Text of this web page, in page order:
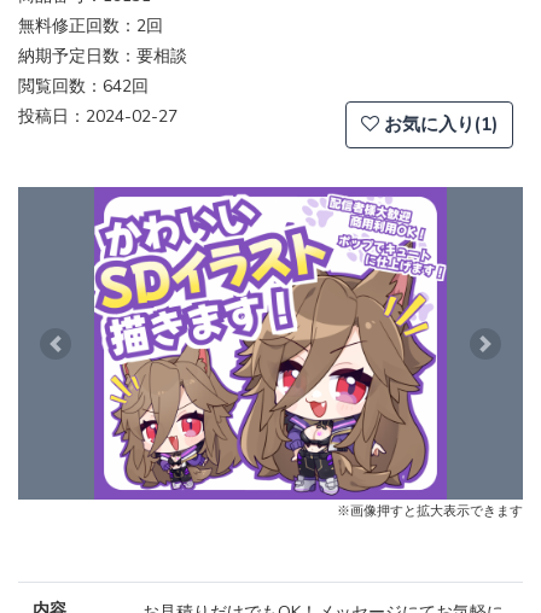
無料修正回数：2回
納期予定日数：要相談
閲覧回数：642回
投稿日：2024-02-27
お気に入り(1)
Previous Next
※画像押すと拡大表示できます